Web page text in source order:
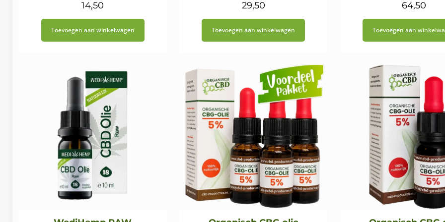
14,50
Toevoegen aan winkelwagen
29,50
Toevoegen aan winkelwagen
64,50
Toevoegen aan